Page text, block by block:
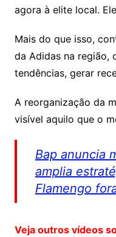
agora à elite local.
Mais do que isso,
da Adidas na região,
tendências, gerar
A reorganização da
visível aquilo que o
Bap anuncia
amplia
Flamengo
Veja outros vídeos